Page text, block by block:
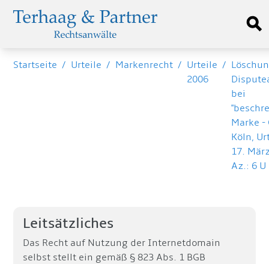
Startseite / Urteile / Markenrecht / Urteile
2006
/
bei
Marke -
Köln,
17.
Az.: 6
Leitsätzliches
Das Recht auf Nutzung der Internetdomain
selbst stellt ein gemäß § 823 Abs. 1 BGB